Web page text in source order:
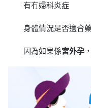
有冇婦科炎症
身體情況是否適合
因為如果係宮外孕